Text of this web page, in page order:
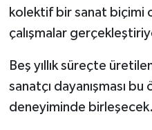
kolektif bir sanat biçimi
çalışmalar
Beş yıllık süreçte
sanatçı dayanışması
deneyiminde birleşecek.